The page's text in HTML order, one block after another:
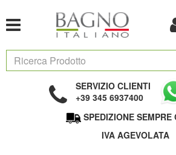
SERVIZIO CLIENTI
+39 345 6937400
SPEDIZIONE SEMPRE
IVA AGEVOLATA